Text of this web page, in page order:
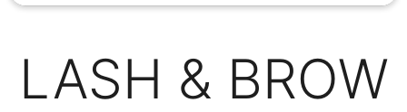
LASH & BROW